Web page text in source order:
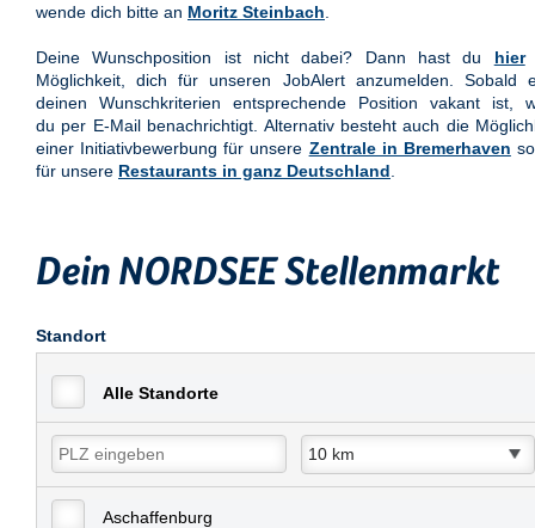
wende dich bitte an Moritz Steinbach
Deine Wunschposition ist nicht dabei? Dann hast du hier
Möglichkeit, dich für unseren JobAlert anzumelden. Sobald
deinen Wunschkriterien entsprechende Position vakant ist,
du per E-Mail benachrichtigt. Alternativ besteht auch die
einer Initiativbewerbung für unsere Zentrale in Bremerhaven
für unsere Restaurants in ganz Deutschland
Dein NORDSEE Stellenmarkt
Standort
Alle Standorte
Aschaffenburg